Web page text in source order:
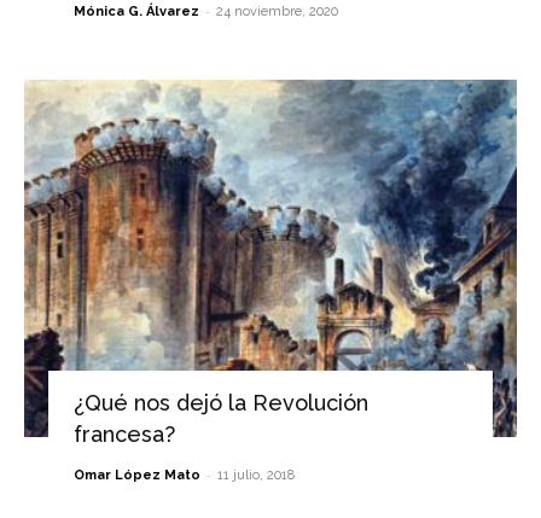
Mónica G. Álvarez - 24 noviembre, 2020
¿Qué nos dejó la Revolución
francesa?
Omar López Mato - 11 julio, 2018